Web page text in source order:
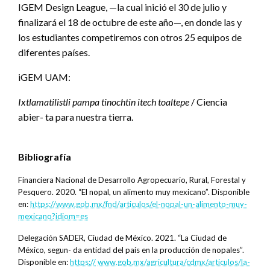
IGEM Design League, —la cual inició el 30 de julio y
finalizará el 18 de octubre de este año—, en donde las y
los estudiantes competiremos con otros 25 equipos de
diferentes países.
iGEM UAM:
Ixtlamatilistli pampa tinochtin itech toaltepe / Ciencia
abier- ta para nuestra tierra.
Bibliografía
Financiera Nacional de Desarrollo Agropecuario, Rural, Forestal y
Pesquero. 2020. “El nopal, un alimento muy mexicano”. Disponible
en:https://www.gob.mx/fnd/articulos/el-nopal-un-alimento-muy-
mexicano?idiom=es
Delegación SADER, Ciudad de México. 2021. “La Ciudad de
México, segun- da entidad del país en la producción de nopales”.
Disponible en:https://www.gob.mx/agricultura/cdmx/articulos/la-